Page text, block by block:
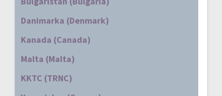
Danimarka (Denmark)
Kanada (Canada)
Malta (Malta)
KKTC (TRNC)